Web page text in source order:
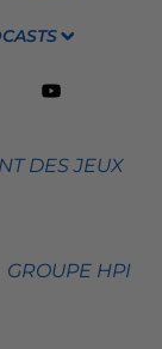
DES JEUX
GROUPE HPI